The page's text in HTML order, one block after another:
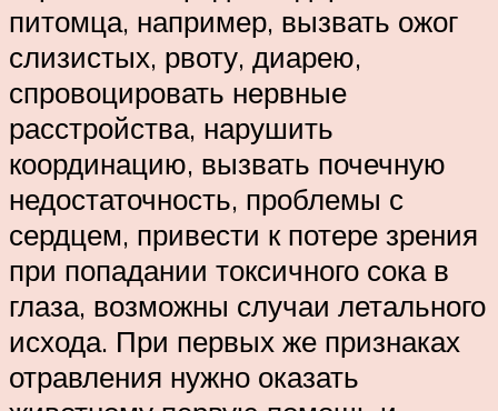
питомца, например, вызвать ожог
слизистых, рвоту, диарею,
спровоцировать нервные
расстройства, нарушить
координацию, вызвать почечную
недостаточность, проблемы с
сердцем, привести к потере зрения
при попадании токсичного сока в
глаза, возможны случаи летального
исхода. При первых же признаках
отравления нужно оказать